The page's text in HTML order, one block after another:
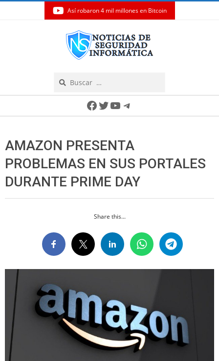
Así robaron 4 mil millones en Bitcoin
Facebook
Twitter
YouTube
Telegram
AMAZON PRESENTA
PROBLEMAS EN SUS PORTALES
DURANTE PRIME DAY
Share this...